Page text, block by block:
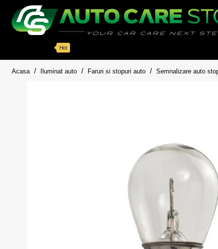
Hot
Acasa homeIluminat auto Faruri si stopuri auto Semnalizare auto